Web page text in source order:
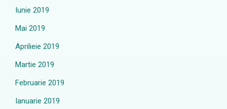
Iunie 2019
Mai 2019
Aprilieie 2019
Martie 2019
Februarie 2019
Ianuarie 2019